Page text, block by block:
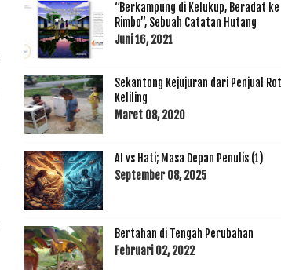
“Berkampung di Kelukup, Beradat ke
Rimbo”, Sebuah Catatan Hutang
Juni 16, 2021
Sekantong Kejujuran dari Penjual
Keliling
Maret 08, 2020
AI vs Hati; Masa Depan Penulis (1)
September 08, 2025
Bertahan di Tengah Perubahan
Februari 02, 2022